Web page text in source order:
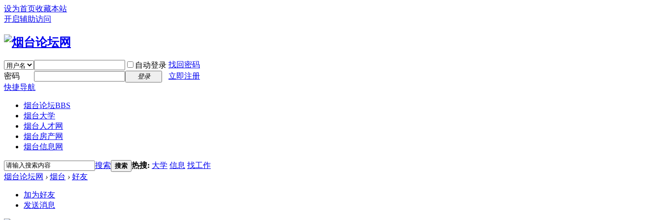
设为首页收藏本站
开启辅助访问
自动登录 找回密码
密码
登录
立即注册
快捷导航
烟台论坛BBS
烟台大学
烟台人才网
烟台房产网
烟台信息网
搜索 搜索 热搜: 大学 信息 找工作
烟台论坛网 › 烟台 › 好友
加为好友
发送消息